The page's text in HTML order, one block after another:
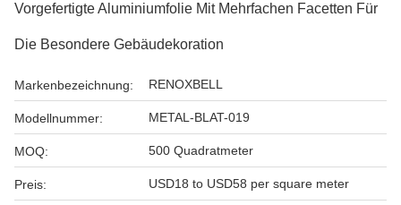
Vorgefertigte Aluminiumfolie Mit Mehrfachen Facetten Für
Die Besondere Gebäudekoration
Markenbezeichnung: RENOXBELL
Modellnummer: METAL-BLAT-019
MOQ: 500 Quadratmeter
Preis: USD18 to USD58 per square meter